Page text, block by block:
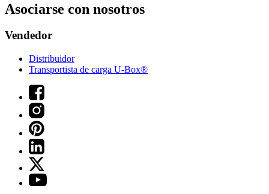
Asociarse con nosotros
Vendedor
Distribuidor
Transportista de carga U-Box®